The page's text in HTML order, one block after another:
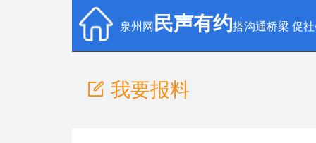
泉州网 民声有约搭沟通桥梁 促
我要报料